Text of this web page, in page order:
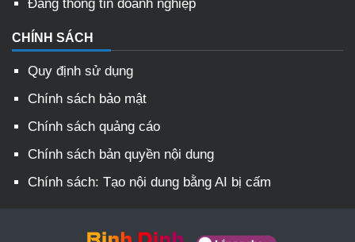
Đăng thông tin doanh nghiệp
CHÍNH SÁCH
Quy định sử dụng
Chính sách bảo mật
Chính sách quảng cáo
Chính sách bản quyền nội dung
Chính sách: Tạo nội dung bằng AI bị cấm